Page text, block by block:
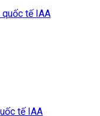
tế IAA
tế IAA